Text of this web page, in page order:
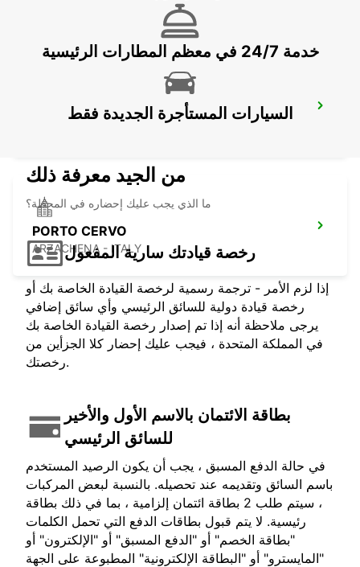
FIGARI AIRPORT_CORSICA
PORTO CERVO
ARZACHENA - ITALY
خدمة 24/7 في معظم المطارات الرئيسية
السيارات المستأجرة الجديدة فقط
من الجيد معرفة ذلك
ما الذي يجب عليك إحضاره في المحطة؟
رخصة قيادتك سارية المفعول
إذا لزم الأمر - ترجمة رسمية لرخصة القيادة الخاصة بك أو
رخصة قيادة دولية للسائق الرئيسي وأي سائق إضافي
يرجى ملاحظة أنه إذا تم إصدار رخصة القيادة الخاصة بك
في المملكة المتحدة ، فيجب عليك إحضار كلا الجزأين من
رخصتك.
بطاقة الائتمان بالاسم الأول والأخير
للسائق الرئيسي
في حالة الدفع المسبق ، يجب أن يكون الرصيد المستخدم
باسم السائق وتقديمه عند تحصيله. بالنسبة لبعض المركبات
، سيتم طلب 2 بطاقة ائتمان إلزامية ، بما في ذلك بطاقة
رئيسية. لا يتم قبول بطاقات الدفع التي تحمل الكلمات
"بطاقة الخصم" أو "الدفع المسبق" أو "الإلكترون" أو
"المايسترو" أو "البطاقة الإلكترونية" المطبوعة على الجهة